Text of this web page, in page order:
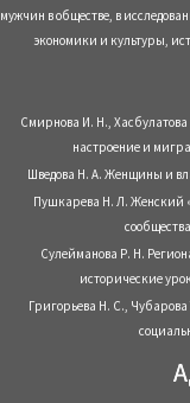
мужчин в обществе, в
экономики и культуры,
Смирнова И. Н.,
настроение и
Шведова Н. А. Женщины и
Пушкарева Н. Л. Женский
Сулейманова Р. Н.
исторические
Григорьева Н. С.,